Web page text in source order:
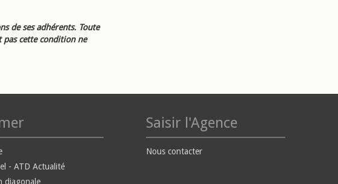
de ses adhérents. Toute
pas cette condition ne
- ATD Actualité
diagonale
Saisir l'Agence
Nous contacter